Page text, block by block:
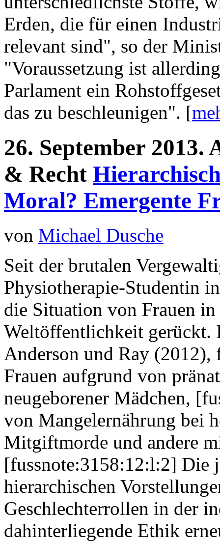
Erden, die für einen
relevant sind", so der
"Voraussetzung ist
Parlament ein
das zu beschleunigen". [
26. September 2013.
& Recht
Moral? Emergente
von Michael Dusche
Seit der brutalen
Physiotherapie-Studentin
die Situation von Frauen
Weltöffentlichkeit gerückt.
Anderson und Ray
Frauen aufgrund von
neugeborener Mädchen,
von Mangelernährung bei
Mitgiftmorde und andere
[fussnote:3158:12:l:2] Die
hierarchischen
Geschlechterrollen in der
dahinterliegende Ethik